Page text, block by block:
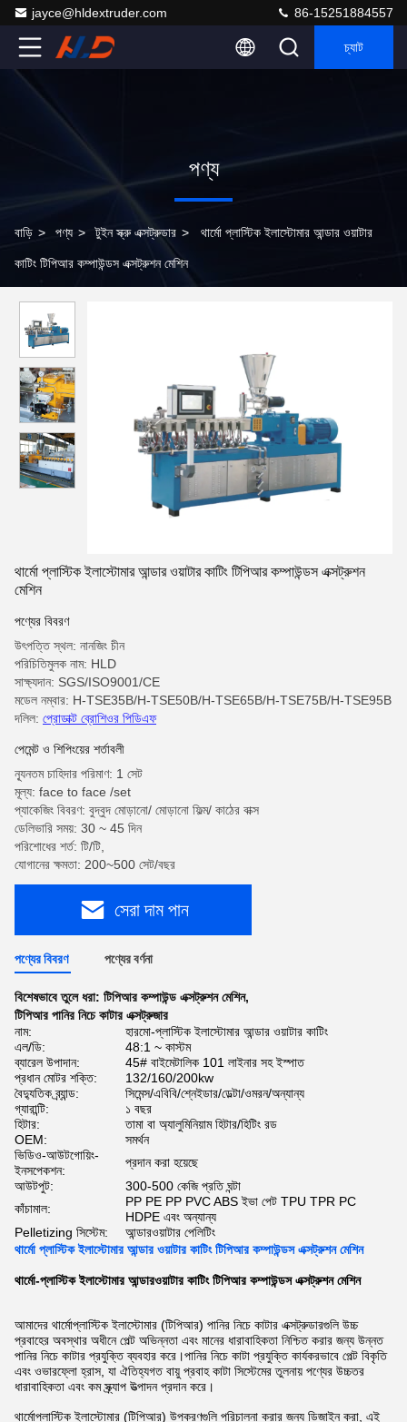
jayce@hldextruder.com 86-15251884557
চ্যাট
পণ্য
বাড়ি > পণ্য > টুইন স্ক্রু এক্সট্রুডার > থার্মো প্লাস্টিক ইলাস্টোমার আন্ডার ওয়াটার
কাটিং টিপিআর কম্পাউন্ডস এক্সট্রুশন মেশিন
থার্মো প্লাস্টিক ইলাস্টোমার আন্ডার ওয়াটার কাটিং টিপিআর কম্পাউন্ডস এক্সট্রুশন
মেশিন
পণ্যের বিবরণ
উৎপত্তি স্থল: নানজিং চীন
পরিচিতিমুলক নাম: HLD
সাক্ষ্যদান: SGS/ISO9001/CE
মডেল নম্বার: H-TSE35B/H-TSE50B/H-TSE65B/H-TSE75B/H-TSE95B
দলিল: প্রোডাক্ট ব্রোশিওর পিডিএফ
পেমেন্ট ও শিপিংয়ের শর্তাবলী
ন্যূনতম চাহিদার পরিমাণ: 1 সেট
মূল্য: face to face /set
প্যাকেজিং বিবরণ: বুদ্বুদ মোড়ানো/ মোড়ানো ফিল্ম/ কাঠের বাক্স
ডেলিভারি সময়: 30 ~ 45 দিন
পরিশোধের শর্ত: টি/টি,
যোগানের ক্ষমতা: 200~500 সেট/বছর
সেরা দাম পান
পণ্যের বিবরণ পণ্যের বর্ণনা
বিশেষভাবে তুলে ধরা: টিপিআর কম্পাউন্ড এক্সট্রুশন মেশিন,
টিপিআর পানির নিচে কাটার এক্সট্রুজার
নাম:
হারমো-প্লাস্টিক ইলাস্টোমার আন্ডার ওয়াটার কাটিং
এল/ডি:
48:1 ~ কাস্টম
ব্যারেল উপাদান:
45# বাইমেটালিক 101 লাইনার সহ ইস্পাত
প্রধান মোটর শক্তি:
132/160/200kw
বৈদ্যুতিক ব্র্যান্ড:
সিমেন্স/এবিবি/শ্নেইডার/ডেল্টা/ওমরন/অন্যান্য
গ্যারান্টি:
১ বছর
হিটার:
তামা বা অ্যালুমিনিয়াম হিটার/হিটিং রড
OEM:
সমর্থন
ভিডিও-আউটগোয়িং-
ইনসপেকশন:
প্রদান করা হয়েছে
আউটপুট:
300-500 কেজি প্রতি ঘন্টা
কাঁচামাল:
PP PE PP PVC ABS ইভা পেট TPU TPR PC
HDPE এবং অন্যান্য
Pelletizing সিস্টেম:
আন্ডারওয়াটার পেলিটিং
থার্মো প্লাস্টিক ইলাস্টোমার আন্ডার ওয়াটার কাটিং টিপিআর কম্পাউন্ডস এক্সট্রুশন মেশিন
থার্মো-প্লাস্টিক ইলাস্টোমার আন্ডারওয়াটার কাটিং টিপিআর কম্পাউন্ডস এক্সট্রুশন মেশিন
আমাদের থার্মোপ্লাস্টিক ইলাস্টোমার (টিপিআর) পানির নিচে কাটার এক্সট্রুডারগুলি উচ্চ
প্রবাহের অবস্থার অধীনে পেল্ট অভিন্নতা এবং মানের ধারাবাহিকতা নিশ্চিত করার জন্য উন্নত
পানির নিচে কাটার প্রযুক্তি ব্যবহার করে।পানির নিচে কাটা প্রযুক্তি কার্যকরভাবে পেল্ট বিকৃতি
এবং ওভারফ্লো হ্রাস, যা ঐতিহ্যগত বায়ু প্রবাহ কাটা সিস্টেমের তুলনায় পণ্যের উচ্চতর
ধারাবাহিকতা এবং কম স্ক্র্যাপ উত্পাদন প্রদান করে।
থার্মোপ্লাস্টিক ইলাস্টোমার (টিপিআর) উপকরণগুলি পরিচালনা করার জন্য ডিজাইন করা, এই